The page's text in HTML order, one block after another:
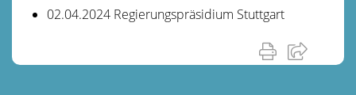
02.04.2024 Regierungspräsidium Stuttgart